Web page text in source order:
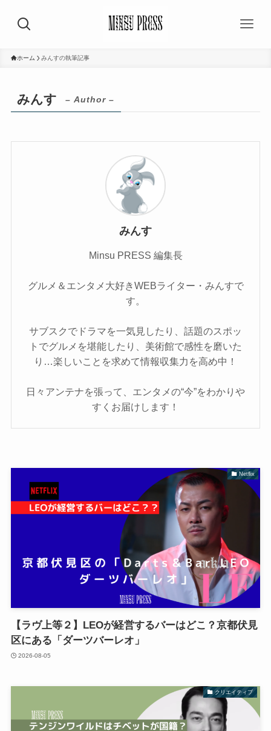
ホーム みんすの執筆記事
みんす – Author –
みんす
Minsu PRESS 編集長
グルメ＆エンタメ大好きWEBライター・みんすで
す。
サブスクでドラマを一気見したり、話題のスポッ
トでグルメを堪能したり、美術館で感性を磨いた
り…楽しいことを求めて情報収集力を高め中！
日々アンテナを張って、エンタメの“今”をわかりや
すくお届けします！
Netflix
【ラヴ上等２】LEOが経営するバーはどこ？京都伏見
区にある「ダーツバーレオ」
2026-08-05
クリエイティブ